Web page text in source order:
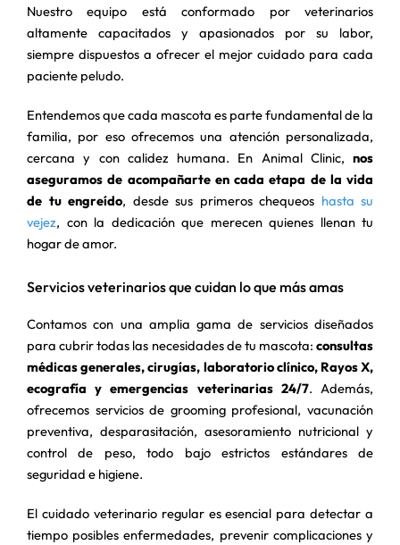
Nuestro equipo está conformado por veterinarios
altamente capacitados y apasionados por su labor,
siempre dispuestos a ofrecer el mejor cuidado para cada
paciente peludo.
Entendemos que cada mascota es parte fundamental de la
familia, por eso ofrecemos una atención personalizada,
cercana y con calidez humana. En Animal Clinic, nos
aseguramos de acompañarte en cada etapa de la vida
de tu engreído, desde sus primeros chequeos hasta su
vejez, con la dedicación que merecen quienes llenan tu
hogar de amor.
Servicios veterinarios que cuidan lo que más amas
Contamos con una amplia gama de servicios diseñados
para cubrir todas las necesidades de tu mascota: consultas
médicas generales, cirugías, laboratorio clínico, Rayos X,
ecografía y emergencias veterinarias 24/7. Además,
ofrecemos servicios de grooming profesional, vacunación
preventiva, desparasitación, asesoramiento nutricional y
control de peso, todo bajo estrictos estándares de
seguridad e higiene.
El cuidado veterinario regular es esencial para detectar a
tiempo posibles enfermedades, prevenir complicaciones y